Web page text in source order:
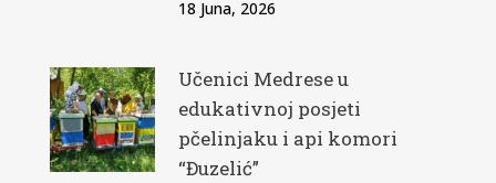
18 Juna, 2026
Učenici Medrese u
edukativnoj posjeti
pčelinjaku i api komori
“Đuzelić”